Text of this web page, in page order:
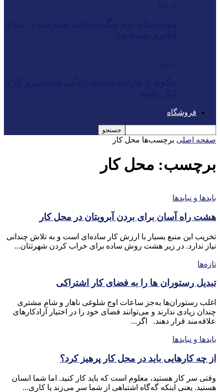
فروشگاه
صفحه اصلی برچسب‌ها محل کار
برچسب: محل کار
بایدها و نبایدها
هشت راه آسان برای بردن آبرویتان در محل کار
تخریب این منبع بسیار با ارزش کار ساده‌ای است و به تلاش چندانی
نیاز ندارد. در زیر هشت روش ساده برای خراب کردن شهرتتان...
تازه‌ها
تبدیل رستوران‌ ها را به فضای کار اشتراکی
اغلب رستوران‌ها به‌جز ساعات اوج شلوغی ناهار و شام مشتری
چندان زیادی ندارند و می‌توانند فضای خود را در اختیار آزادکارهای
علاقه‌مند قرار دهند. اگر...
بایدها و نبایدها
از چه کارهایی باید در محل کار پرهیز کرد؟
وقتی سر کار هستید، معلوم است که باید کار کنید. اما شما انسان
هستید. یعنی اینکه گه‌گاه اشتباهی از شما سر می‌زند یا کاری...